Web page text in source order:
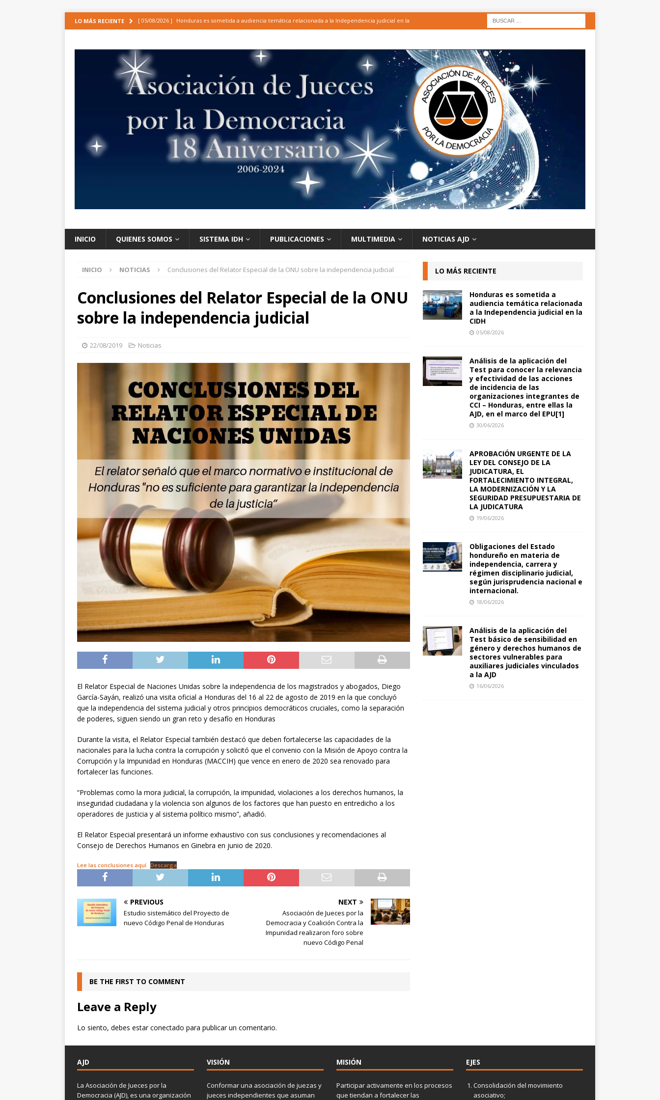
LO MÁS RECIENTE [ 05/08/2026 ] Honduras es sometida a audiencia temática relacionada a la Independencia judicial en la
[ 30/06/2026 ] Análisis de la aplicación del Test para conocer la relevancia y efectividad de las acciones
de incidencia de las organizaciones integrantes de CCI – Honduras, entre ellas la AJD, en el marco del
EPU[1] NOTICIAS
APROBACIÓN URGENTE DE LA LEY DEL CONSEJO DE LA JUDICATURA, EL FORTALECIMIENTO
INTEGRAL, LA MODERNIZACIÓN Y LA SEGURIDAD PRESUPUESTARIA DE LA JUDICATURA ARTÍCULOS
[ 24/01/2025 ] Comunicado de la AJD sobre investigación de altos funcionarios judiciales
COMUNICADOS
INICIO QUIENES SOMOS SISTEMA IDH PUBLICACIONES MULTIMEDIA NOTICIAS AJD
INICIO NOTICIAS Conclusiones del Relator Especial de la ONU sobre la independencia judicial
Conclusiones del Relator Especial de la ONU
sobre la independencia judicial
22/08/2019 Noticias
El Relator Especial de Naciones Unidas sobre la independencia de los magistrados y abogados, Diego
García-Sayán, realizó una visita oficial a Honduras del 16 al 22 de agosto de 2019 en la que concluyó
que la independencia del sistema judicial y otros principios democráticos cruciales, como la separación
de poderes, siguen siendo un gran reto y desafío en Honduras
Durante la visita, el Relator Especial también destacó que deben fortalecerse las capacidades de la
nacionales para la lucha contra la corrupción y solicitó que el convenio con la Misión de Apoyo contra la
Corrupción y la Impunidad en Honduras (MACCIH) que vence en enero de 2020 sea renovado para
fortalecer las funciones.
“Problemas como la mora judicial, la corrupción, la impunidad, violaciones a los derechos humanos, la
inseguridad ciudadana y la violencia son algunos de los factores que han puesto en entredicho a los
operadores de justicia y al sistema político mismo”, añadió.
El Relator Especial presentará un informe exhaustivo con sus conclusiones y recomendaciones al
Consejo de Derechos Humanos en Ginebra en junio de 2020.
Lee las conclusiones aquí Descarga
PREVIOUS
Estudio sistemático del Proyecto de
nuevo Código Penal de Honduras
NEXT
Asociación de Jueces por la
Democracia y Coalición Contra la
Impunidad realizaron foro sobre
nuevo Código Penal
BE THE FIRST TO COMMENT
Leave a Reply
Lo siento, debes estarconectado para publicar un comentario.
LO MÁS RECIENTE
Honduras es sometida a
audiencia temática relacionada
a la Independencia judicial en la
CIDH
05/08/2026
Análisis de la aplicación del
Test para conocer la relevancia
y efectividad de las acciones
de incidencia de las
organizaciones integrantes de
CCI – Honduras, entre ellas la
AJD, en el marco del EPU[1]
30/06/2026
APROBACIÓN URGENTE DE LA
LEY DEL CONSEJO DE LA
JUDICATURA, EL
FORTALECIMIENTO INTEGRAL,
LA MODERNIZACIÓN Y LA
SEGURIDAD PRESUPUESTARIA DE
LA JUDICATURA
19/06/2026
Obligaciones del Estado
hondureño en materia de
independencia, carrera y
régimen disciplinario judicial,
según jurisprudencia nacional e
internacional.
18/06/2026
Análisis de la aplicación del
Test básico de sensibilidad en
género y derechos humanos de
sectores vulnerables para
auxiliares judiciales vinculados
a la AJD
16/06/2026
AJD
La Asociación de Jueces por la
Democracia (AJD), es una organización
VISIÓN
Conformar una asociación de juezas y
jueces independientes que asuman
MISIÓN
Participar activamente en los procesos
que tiendan a fortalecer las
EJES
Consolidación del movimiento
asociativo;